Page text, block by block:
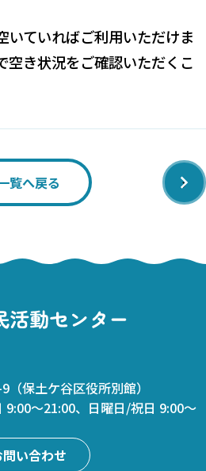
いていればご利用いただけま
空き状況をご確認いただくこ
覧へ戻る ›
保土ケ谷区役所別館）
9:00～21:00、日曜日/祝日 9:00～
問い合わせ